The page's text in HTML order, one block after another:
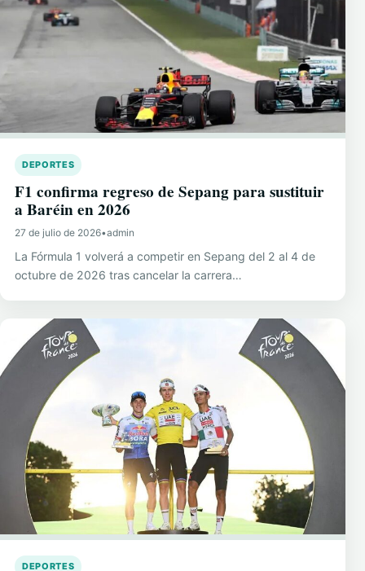
DEPORTES
F1 confirma regreso de Sepang para sustituir
a Baréin en 2026
27 de julio de 2026•admin
La Fórmula 1 volverá a competir en Sepang del 2 al 4 de
octubre de 2026 tras cancelar la carrera…
DEPORTES